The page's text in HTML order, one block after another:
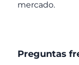
mercado.
Preguntas